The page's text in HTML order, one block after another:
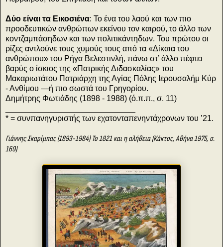
Δύο είναι τα Εικοσιένα: Το ένα του λαού και των πιο
προοδευτικών ανθρώπων εκείνου τον καιρού, το άλλο των
κοντζαμπάσηδων και των πολιτικάντηδων. Του πρώτου οι
ρίζες αντλούνε τους χυμούς τους από τα «Δίκαια του
ανθρώπου» του Ρήγα Βελεστινλή, πάνω στ’ άλλο πέφτει
βαρύς ο ίσκιος της «Πατρικής Διδασκαλίας» του
Μακαριωτάτου Πατριάρχη της Αγίας Πόλης Ιερουσαλήμ Κύρ
- Ανθίμου —ή πιο σωστά του Γρηγορίου.
Δημήτρης Φωτιάδης (1898 - 1988) (ό.π.π., σ. 11)
* = συνπανηγυριστής των εχατονταπενηντάχρονων του ’21.
Γιάννης Σκαρίμπας (1893-1984) Το 1821 και η αλήθεια (Κάκτος, Αθήνα 1975, σ.
169)